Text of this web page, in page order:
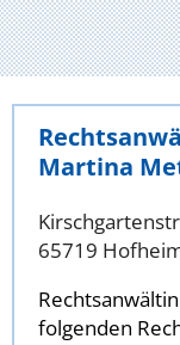
Martina
65719
folgenden